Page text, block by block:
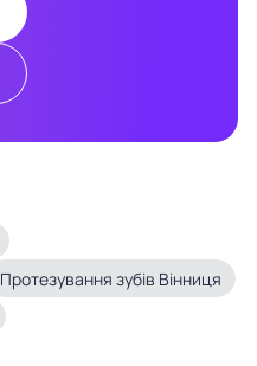
Протезування зубів Вінниця